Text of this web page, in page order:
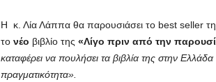
Η κ. Λία Λάππα θα παρουσιάσει το best seller
το νέο βιβλίο της «Λίγο πριν από την
καταφέρει να πουλήσει τα βιβλία της στην
πραγματικότητα».